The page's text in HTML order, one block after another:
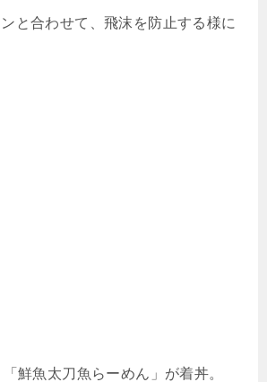
と合わせて、飛沫を防止する様に
鮮魚太刀魚らーめん」が着丼。